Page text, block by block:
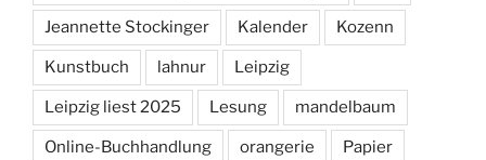
Jeannette Stockinger Kalender Kozenn
Kunstbuch lahnur Leipzig
Leipzig liest 2025 Lesung mandelbaum
Online-Buchhandlung orangerie Papier